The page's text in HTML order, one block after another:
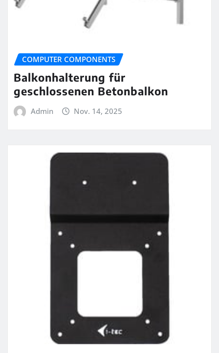
COMPUTER COMPONENTS
Balkonhalterung für
geschlossenen Betonbalkon
Admin Nov. 14, 2025